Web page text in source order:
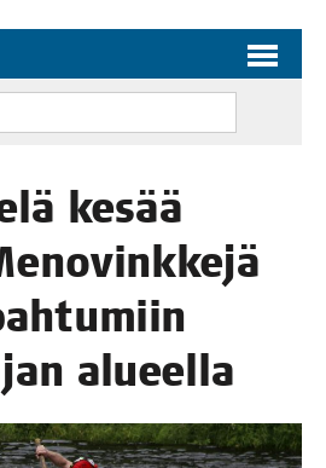
kesää
alueella